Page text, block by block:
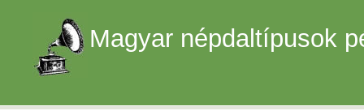
Magyar népdaltípusok